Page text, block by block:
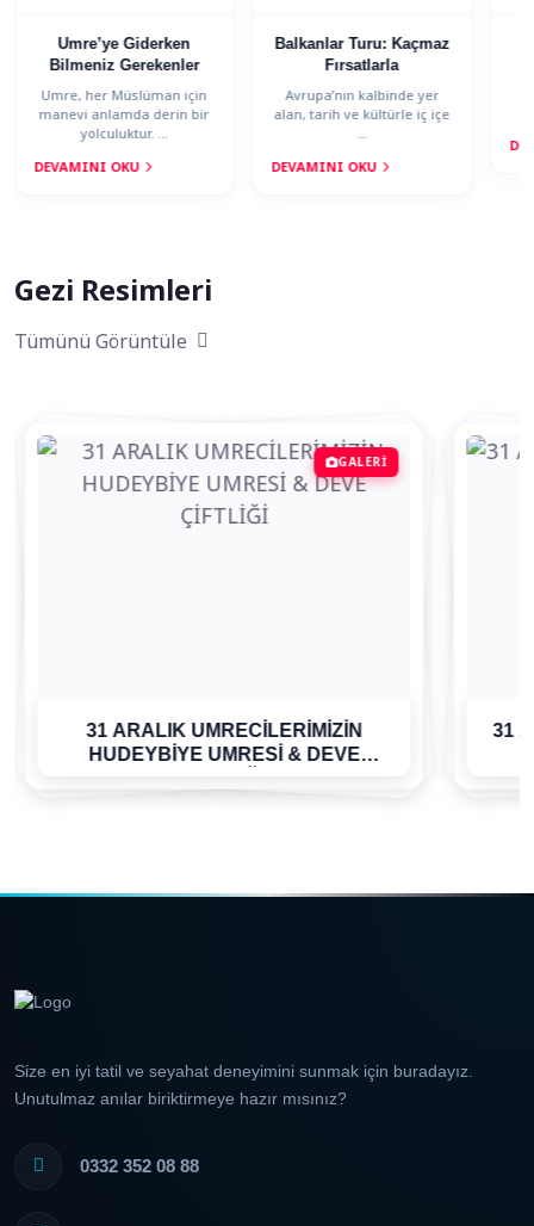
Umre’ye Giderken
Bilmeniz Gerekenler
Umre, her Müslüman için
manevi anlamda derin bir
yolculuktur. ...
DEVAMINI OKU
Balkanlar Turu: Kaçmaz
Fırsatlarla
Avrupa’nın kalbinde yer
alan, tarih ve kültürle iç içe
DEVAMINI OKU
Gezi Resimleri
Tümünü Görüntüle
GALERİ
31 ARALIK UMRECİLERİMİZİN
HUDEYBİYE UMRESİ & DEVE
31
Size en iyi tatil ve seyahat deneyimini sunmak için buradayız.
Unutulmaz anılar biriktirmeye hazır mısınız?
0332 352 08 88